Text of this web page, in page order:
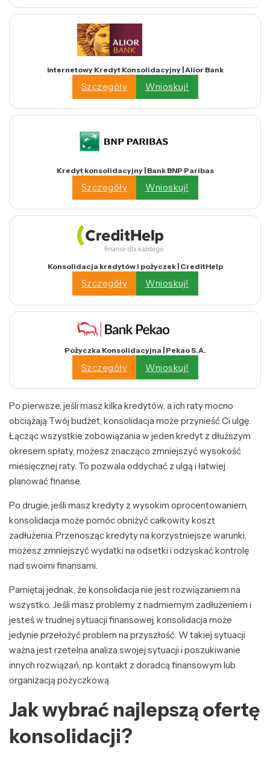
Internetowy Kredyt Konsolidacyjny | Alior Bank
Szczegóły Wnioskuj!
Kredyt konsolidacyjny | Bank BNP Paribas
Szczegóły Wnioskuj!
Konsolidacja kredytów i pożyczek | CreditHelp
Szczegóły Wnioskuj!
Pożyczka Konsolidacyjna | Pekao S.A.
Szczegóły Wnioskuj!
Po pierwsze, jeśli masz kilka kredytów, a ich raty mocno
obciążają Twój budżet, konsolidacja może przynieść Ci ulgę.
Łącząc wszystkie zobowiązania w jeden kredyt z dłuższym
okresem spłaty, możesz znacząco zmniejszyć wysokość
miesięcznej raty. To pozwala oddychać z ulgą i łatwiej
planować finanse.
Po drugie, jeśli masz kredyty z wysokim oprocentowaniem,
konsolidacja może pomóc obniżyć całkowity koszt
zadłużenia. Przenosząc kredyty na korzystniejsze warunki,
możesz zmniejszyć wydatki na odsetki i odzyskać kontrolę
nad swoimi finansami.
Pamiętaj jednak, że konsolidacja nie jest rozwiązaniem na
wszystko. Jeśli masz problemy z nadmiernym zadłużeniem i
jesteś w trudnej sytuacji finansowej, konsolidacja może
jedynie przełożyć problem na przyszłość. W takiej sytuacji
ważna jest rzetelna analiza swojej sytuacji i poszukiwanie
innych rozwiązań, np. kontakt z doradcą finansowym lub
organizacją pożyczkową.
Jak wybrać najlepszą ofertę
konsolidacji?